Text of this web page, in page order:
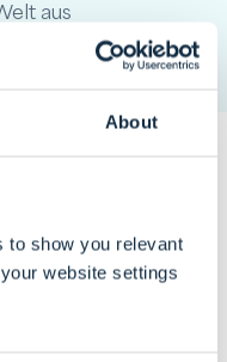
About
to show you relevant
website settings
aus
vertrauen